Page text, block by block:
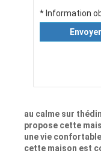
* Information
Envoyer
au calme sur
propose cette
une vie
cette maison est